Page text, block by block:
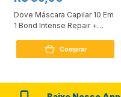
Dove Máscara Capilar 10 Em
1 Bond Intense Repair +
Comprar